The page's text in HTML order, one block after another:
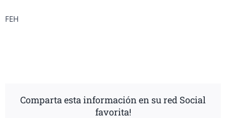
FEH
Comparta esta información en su red Social
favorita!